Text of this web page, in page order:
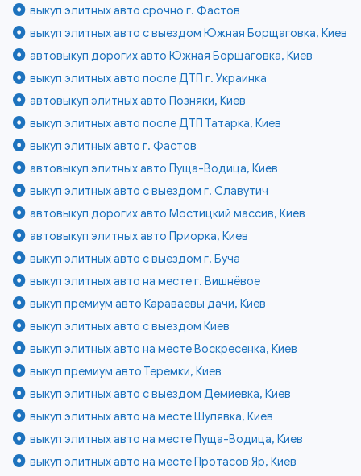
выкуп элитных авто срочно г. Фастов
выкуп элитных авто с выездом Южная Борщаговка, Киев
автовыкуп дорогих авто Южная Борщаговка, Киев
выкуп элитных авто после ДТП г. Украинка
автовыкуп элитных авто Позняки, Киев
выкуп элитных авто после ДТП Татарка, Киев
выкуп элитных авто г. Фастов
автовыкуп элитных авто Пуща-Водица, Киев
выкуп элитных авто с выездом г. Славутич
автовыкуп дорогих авто Мостицкий массив, Киев
автовыкуп элитных авто Приорка, Киев
выкуп элитных авто с выездом г. Буча
выкуп элитных авто на месте г. Вишнёвое
выкуп премиум авто Караваевы дачи, Киев
выкуп элитных авто с выездом Киев
выкуп элитных авто на месте Воскресенка, Киев
выкуп премиум авто Теремки, Киев
выкуп элитных авто с выездом Демиевка, Киев
выкуп элитных авто на месте Шулявка, Киев
выкуп элитных авто на месте Пуща-Водица, Киев
выкуп элитных авто на месте Протасов Яр, Киев